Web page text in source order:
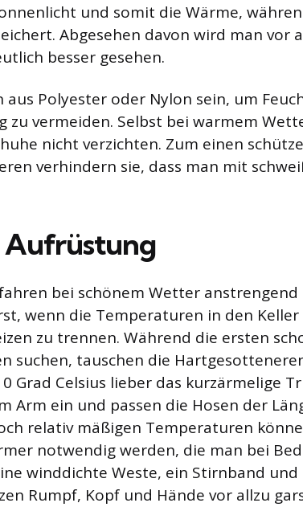
und somit die Wärme,
Abgesehen davon wird man vor
besser gesehen.
aus Polyester oder Nylon sein, um
zu vermeiden. Selbst bei warmem
nicht verzichten. Zum einen
verhindern sie, dass man mit
Aufrüstung
bei schönem Wetter anstrengend
wenn die Temperaturen in den
zu trennen. Während die ersten
suchen, tauschen die
Grad Celsius lieber das kurzärmelige
Arm ein und passen die Hosen der
relativ mäßigen Temperaturen
notwendig werden, die man bei
winddichte Weste, ein Stirnband
Rumpf, Kopf und Hände vor allzu